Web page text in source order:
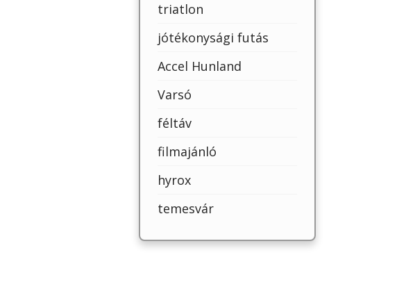
triatlon
jótékonysági futás
Accel Hunland
Varsó
féltáv
filmajánló
hyrox
temesvár